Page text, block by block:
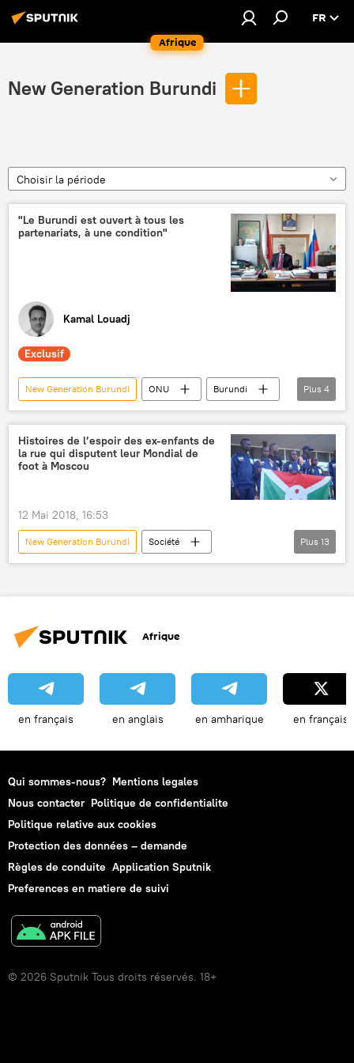
Afrique
FR
New Generation Burundi
Choisir la période
"Le Burundi est ouvert à tous les
partenariats, à une condition"
Kamal Louadj
Exclusif
New Generation Burundi ONU
Burundi
terres rares
droits de l’homme
terres agricoles
Afrique
Plus 4
Histoires de l’espoir des ex-enfants de
la rue qui disputent leur Mondial de
foot à Moscou
12 Mai 2018, 16:53
New Generation Burundi
Société
Actualités
Moscou
Burundi
FC Barcelone
Real Madrid
place Rouge de Moscou
Cristiano Ronaldo (CR7)
Plus 13
Afrique
en français en anglais en amharique en français
Qui sommes-nous? Mentions legales
Nous contacter Politique de confidentialite
Politique relative aux cookies
Protection des données – demande
Règles de conduite Application Sputnik
Preferences en matiere de suivi
© 2026 Sputnik Tous droits réservés. 18+